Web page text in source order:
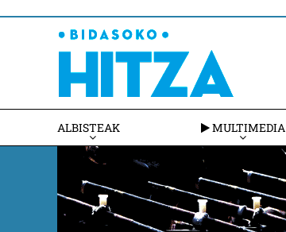
ALBISTEAK MULTIMEDIA